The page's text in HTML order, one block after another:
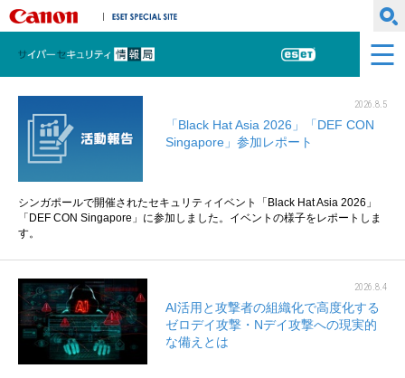
キヤノンマーケティングジャパン株式会社
サイバーセキュリティ情報局
ESET
2026.8.5
「Black Hat Asia 2026」「DEF CON
Singapore」参加レポート
シンガポールで開催されたセキュリティイベント「Black Hat Asia 2026」
「DEF CON Singapore」に参加しました。イベントの様子をレポートしま
す。
2026.8.4
AI活用と攻撃者の組織化で高度化する
ゼロデイ攻撃・Nデイ攻撃への現実的
な備えとは